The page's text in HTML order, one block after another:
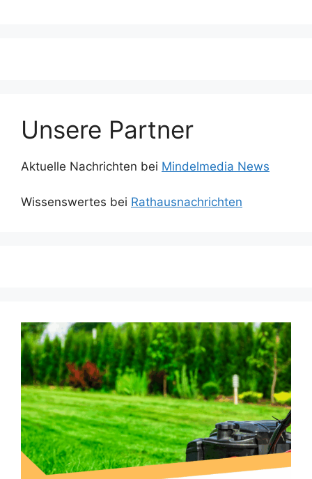
Unsere Partner
Aktuelle Nachrichten bei Mindelmedia News
Wissenswertes bei Rathausnachrichten